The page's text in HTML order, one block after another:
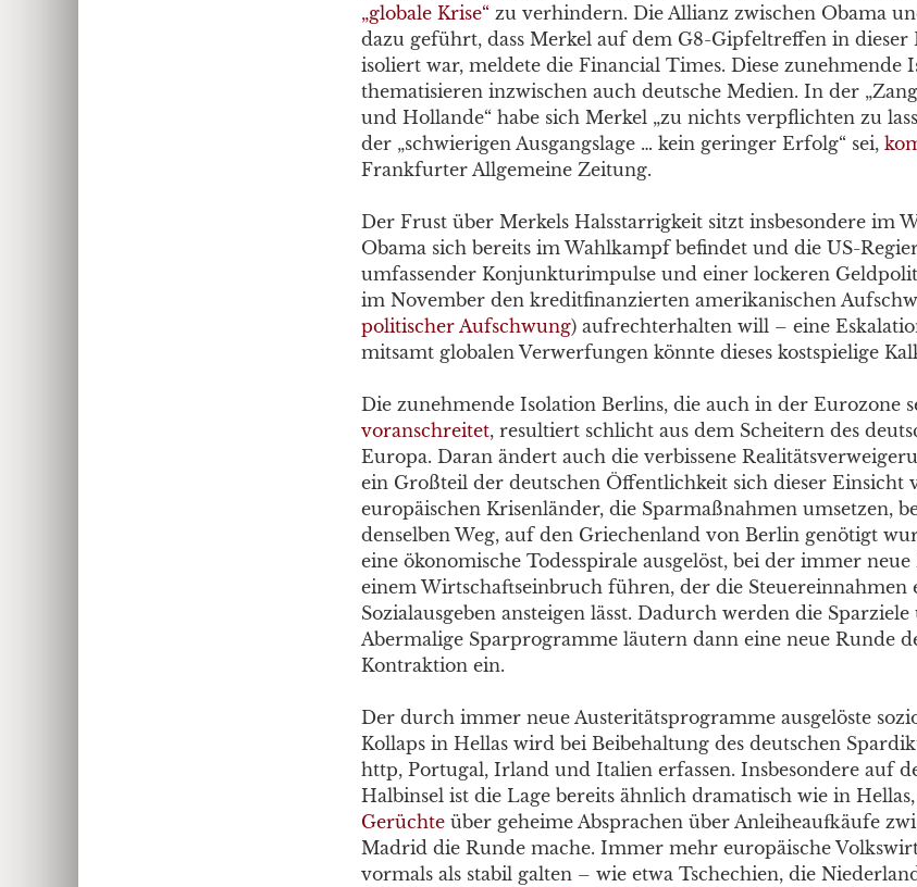
„globale Krise“ zu verhindern. Die Allianz zwischen Obama
dazu geführt, dass Merkel auf dem G8-Gipfeltreffen in dieser
isoliert war, meldete die Financial Times. Diese zunehmende
thematisieren inzwischen auch deutsche Medien. In der
und Hollande“ habe sich Merkel „zu nichts verpflichten zu
der „schwierigen Ausgangslage … kein geringer Erfolg“ sei,
Frankfurter Allgemeine Zeitung.
Der Frust über Merkels Halsstarrigkeit sitzt insbesondere im
Obama sich bereits im Wahlkampf befindet und die US-
umfassender Konjunkturimpulse und einer lockeren
im November den kreditfinanzierten amerikanischen
politischer Aufschwung) aufrechterhalten will – eine
mitsamt globalen Verwerfungen könnte dieses kostspielige
Die zunehmende Isolation Berlins, die auch in der Eurozone
voranschreitet, resultiert schlicht aus dem Scheitern des
Europa. Daran ändert auch die verbissene
ein Großteil der deutschen Öffentlichkeit sich dieser Einsicht
europäischen Krisenländer, die Sparmaßnahmen umsetzen,
denselben Weg, auf den Griechenland von Berlin genötigt
eine ökonomische Todesspirale ausgelöst, bei der immer
einem Wirtschaftseinbruch führen, der die Steuereinnahmen
Sozialausgeben ansteigen lässt. Dadurch werden die
Abermalige Sparprogramme läutern dann eine neue Runde
Kontraktion ein.
Der durch immer neue Austeritätsprogramme ausgelöste
Kollaps in Hellas wird bei Beibehaltung des deutschen
http, Portugal, Irland und Italien erfassen. Insbesondere auf
Halbinsel ist die Lage bereits ähnlich dramatisch wie in Hellas,
Gerüchte über geheime Absprachen über Anleiheaufkäufe
Madrid die Runde mache. Immer mehr europäische
vormals als stabil galten – wie etwa Tschechien, die